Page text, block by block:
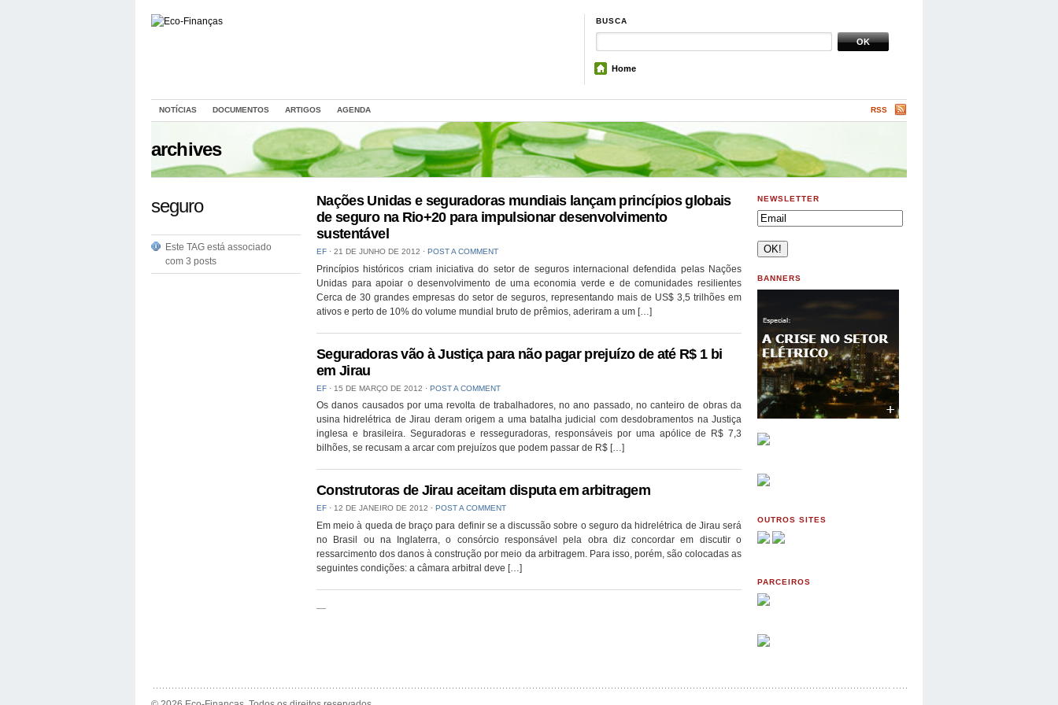
BUSCA
Home
NOTÍCIAS DOCUMENTOS ARTIGOS AGENDA RSS
archives
seguro
Este TAG está associado
com 3 posts
Nações Unidas e seguradoras mundiais lançam princípios globais
de seguro na Rio+20 para impulsionar desenvolvimento
sustentável
EF ⋅ 21 DE JUNHO DE 2012 ⋅ POST A COMMENT
Princípios históricos criam iniciativa do setor de seguros internacional defendida pelas Nações
Unidas para apoiar o desenvolvimento de uma economia verde e de comunidades resilientes
Cerca de 30 grandes empresas do setor de seguros, representando mais de US$ 3,5 trilhões em
ativos e perto de 10% do volume mundial bruto de prêmios, aderiram a um […]
Seguradoras vão à Justiça para não pagar prejuízo de até R$ 1 bi
em Jirau
EF ⋅ 15 DE MARÇO DE 2012 ⋅ POST A COMMENT
Os danos causados por uma revolta de trabalhadores, no ano passado, no canteiro de obras da
usina hidrelétrica de Jirau deram origem a uma batalha judicial com desdobramentos na Justiça
inglesa e brasileira. Seguradoras e resseguradoras, responsáveis por uma apólice de R$ 7,3
bilhões, se recusam a arcar com prejuízos que podem passar de R$ […]
Construtoras de Jirau aceitam disputa em arbitragem
EF ⋅ 12 DE JANEIRO DE 2012 ⋅ POST A COMMENT
Em meio à queda de braço para definir se a discussão sobre o seguro da hidrelétrica de Jirau será
no Brasil ou na Inglaterra, o consórcio responsável pela obra diz concordar em discutir o
ressarcimento dos danos à construção por meio da arbitragem. Para isso, porém, são colocadas as
seguintes condições: a câmara arbitral deve […]
—
NEWSLETTER
BANNERS
OUTROS SITES
PARCEIROS